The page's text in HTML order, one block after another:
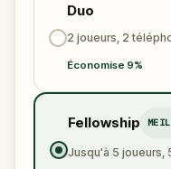
Duo
2 joueurs, 2
Économise 9%
Fellowship
Jusqu'à 5 joueurs,